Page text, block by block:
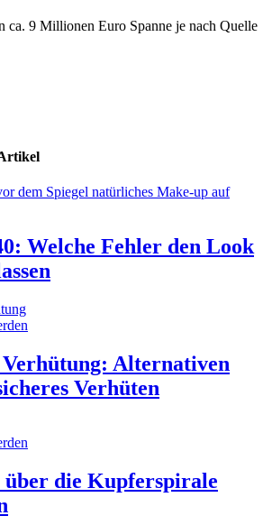
ca. 9 Millionen Euro Spanne je nach Quelle
Welche Fehler den Look
Alternativen
Verhüten
über die Kupferspirale